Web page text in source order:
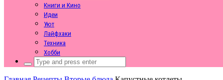
Книги и Кино
Идеи
Уют
Лайфхаки
Техника
Хобби
Search
for: